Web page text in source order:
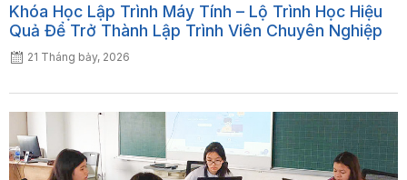
Khóa Học Lập Trình Máy Tính – Lộ Trình Học Hiệu
Quả Để Trở Thành Lập Trình Viên Chuyên Nghiệp
21 Tháng bảy, 2026